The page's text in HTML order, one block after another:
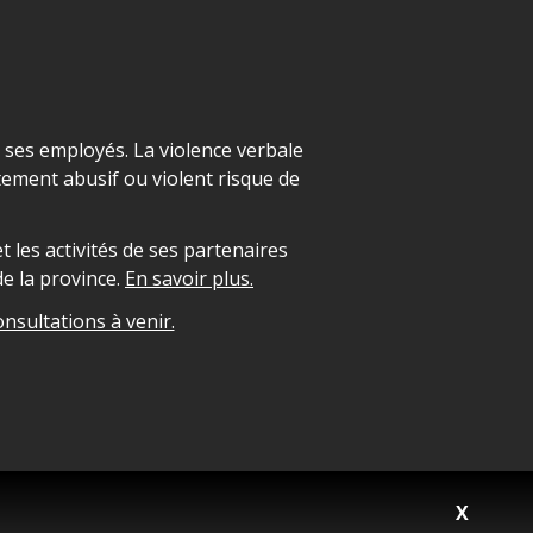
X
employés. La violence verbale
abusif ou violent risque de
les activités de ses partenaires
la province. En savoir plus.
à venir.